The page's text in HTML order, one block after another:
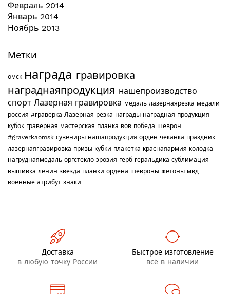
Февраль 2014
Январь 2014
Ноябрь 2013
Метки
омск награда гравировка
награднаяпродукция нашепроизводство
спорт Лазерная гравировка медаль лазернаярезка медали
россия #граверка Лазерная резка награды наградная продукция
кубок граверная мастерская планка вов победа шеврон
#graverkaomsk сувениры нашапродукция орден чеканка праздник
лазернаягравировка призы кубки плакетка краснаяармия колодка
нагруднаямедаль оргстекло эрозия герб геральдика сублимация
вышивка ленин звезда планки ордена шевроны жетоны мвд
военные атрибут знаки
Доставка
в любую точку России
Быстрое изготовление
всё в наличии